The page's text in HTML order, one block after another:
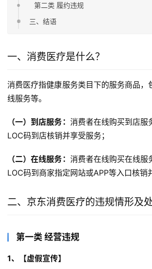
第二类 履约违规
三、结语
一、消费医疗是什么？
消费医疗指健康服务类目下的服务商品，
线服务等。
（一）到店服务： 消费者在线购买到店服
LOC码到店核销并享受服务；
（二）在线服务： 消费者在线购买在线服
LOC码到商家指定网站或APP等入口核销
二、京东消费医疗的违规情形及
第一类 经营违规
1、【虚假宣传】